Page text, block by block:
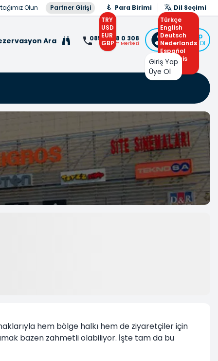
Olun Partner Girişi
Para Birimi
TRY
USD
EUR
GBP
Dil Seçimi
Türkçe
English
Deutsch
Nederlands
Español
Français
Arabic
Ara 0850 308 0 308
İletişim Merkezi
Giriş Yap
veya Üye Ol
Giriş Yap
Üye Ol
hem bölge halkı hem de ziyaretçiler için
bazen zahmetli olabiliyor. İşte tam da bu